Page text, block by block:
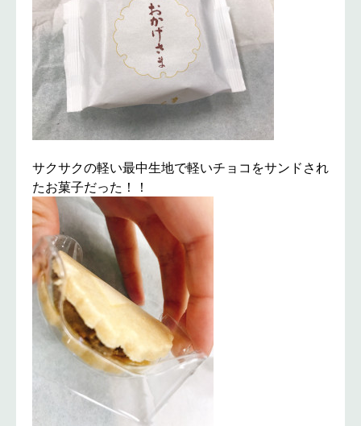
サクサクの軽い最中生地で軽いチョコをサンドされ
たお菓子だった！！